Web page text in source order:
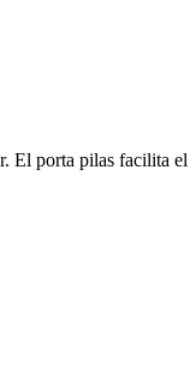
porta pilas facilita el